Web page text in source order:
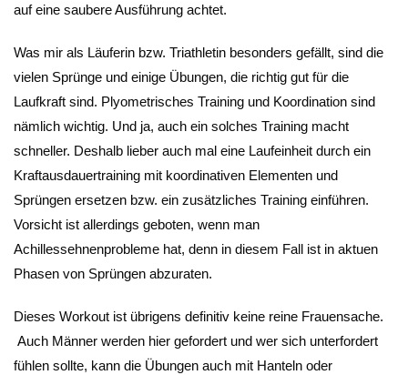
auf eine saubere Ausführung achtet.
Was mir als Läuferin bzw. Triathletin besonders gefällt, sind die
vielen Sprünge und einige Übungen, die richtig gut für die
Laufkraft sind. Plyometrisches Training und Koordination sind
nämlich wichtig. Und ja, auch ein solches Training macht
schneller. Deshalb lieber auch mal eine Laufeinheit durch ein
Kraftausdauertraining mit koordinativen Elementen und
Sprüngen ersetzen bzw. ein zusätzliches Training einführen.
Vorsicht ist allerdings geboten, wenn man
Achillessehnenprobleme hat, denn in diesem Fall ist in aktuen
Phasen von Sprüngen abzuraten.
Dieses Workout ist übrigens definitiv keine reine Frauensache.
Auch Männer werden hier gefordert und wer sich unterfordert
fühlen sollte, kann die Übungen auch mit Hanteln oder